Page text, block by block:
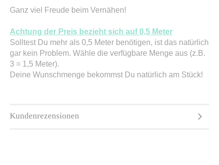
Ganz viel Freude beim Vernähen!
Achtung der Preis bezieht sich auf 0,5 Meter
Solltest Du mehr als 0,5 Meter benötigen, ist das natürlich
gar kein Problem. Wähle die verfügbare Menge aus (z.B.
3 = 1,5 Meter).
Deine Wunschmenge bekommst Du natürlich am Stück!
Kundenrezensionen